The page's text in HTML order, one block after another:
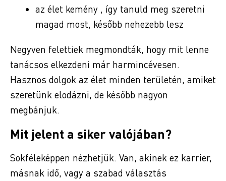
az élet kemény , így tanuld meg szeretni
magad most, később nehezebb lesz
Negyven felettiek megmondták, hogy mit lenne
tanácsos elkezdeni már harmincévesen.
Hasznos dolgok az élet minden területén, amiket
szeretünk elodázni, de később nagyon
megbánjuk.
Mit jelent a siker valójában?
Sokféleképpen nézhetjük. Van, akinek ez karrier,
másnak idő, vagy a szabad választás